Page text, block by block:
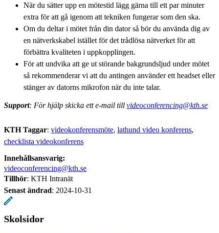
När du sätter upp en mötestid lägg gärna till ett par minuter
extra för att gå igenom att tekniken fungerar som den ska.
Om du deltar i mötet från din dator så bör du använda dig av
en nätverkskabel istället för det trådlösa nätverket för att
förbättra kvaliteten i uppkopplingen.
För att undvika att ge ut störande bakgrundsljud under mötet
så rekommenderar vi att du antingen använder ett headset eller
stänger av datorns mikrofon när du inte talar.
Support: För hjälp skicka ett e-mail till videoconferencing@kth.se
KTH Taggar: videokonferensmöte lathund video konferens
checklista videokonferens
Innehållsansvarig:
videoconferencing@kth.se
Tillhör: KTH Intranät
Senast ändrad: 2024-10-31
Skolsidor